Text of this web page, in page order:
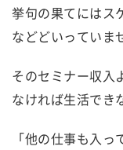
挙句の果てにはス
などどいっていま
そのセミナー収入
なければ生活でき
「他の仕事も入